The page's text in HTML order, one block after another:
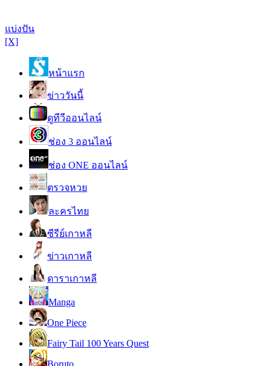
แบ่งปัน
[X]
หน้าแรก
ข่าววันนี้
ดูทีวีออนไลน์
ช่อง 3 ออนไลน์
ช่อง ONE ออนไลน์
ตรวจหวย
ละครไทย
ซีรีย์เกาหลี
ข่าวเกาหลี
ดาราเกาหลี
Manga
One Piece
Fairy Tail 100 Years Quest
Boruto